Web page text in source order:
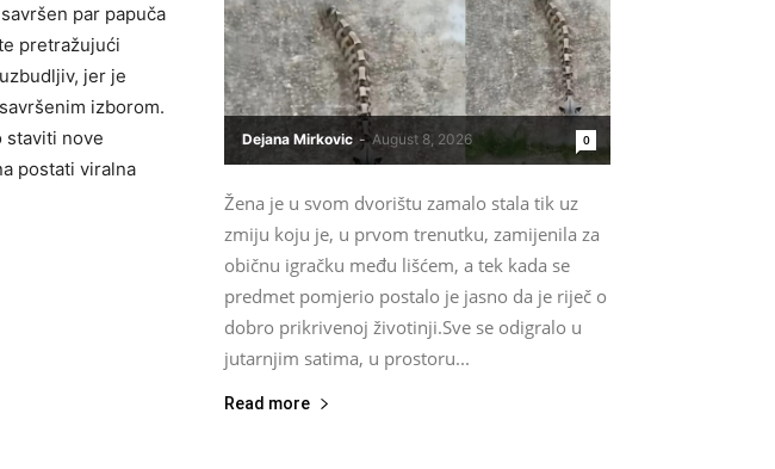
par papuča
pretražujući
jer je
izborom.
staviti nove
postati viralna
Dejana Mirkovic - August 8, 2026 0
Žena je u svom dvorištu zamalo stala tik uz
zmiju koju je, u prvom trenutku, zamijenila za
običnu igračku među lišćem, a tek kada se
predmet pomjerio postalo je jasno da je riječ o
dobro prikrivenoj životinji.Sve se odigralo u
jutarnjim satima, u prostoru...
Read more